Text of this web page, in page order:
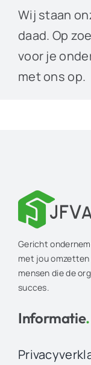
Wij staan
daad. Op
voor je
met ons op.
Gericht
met jou
mensen die de
succes.
Informatie.